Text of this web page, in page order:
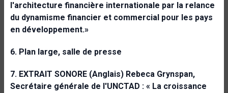
l'architecture financière internationale par la relance
du dynamisme financier et commercial pour les pays
en développement.»
6. Plan large, salle de presse
7. EXTRAIT SONORE (Anglais) Rebeca Grynspan,
Secrétaire générale de l'UNCTAD : « La croissance